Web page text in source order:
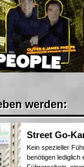
werden:
Street Go-
Kein spezieller
benötigen lediglich